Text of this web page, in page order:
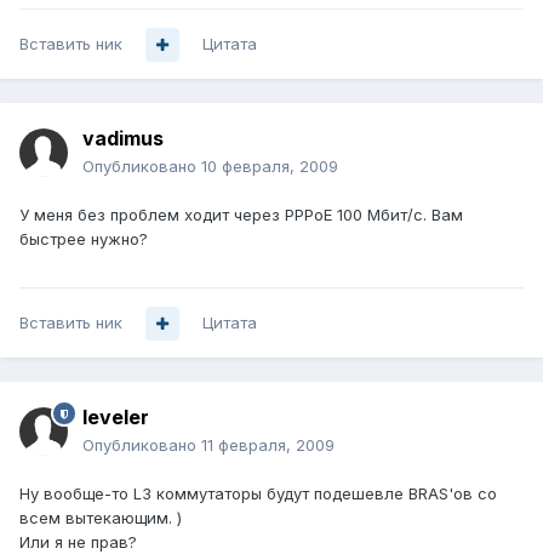
Вставить ник Цитата
vadimus
Опубликовано 10 февраля, 2009
У меня без проблем ходит через PPPoE 100 Мбит/с. Вам
быстрее нужно?
Вставить ник Цитата
leveler
Опубликовано 11 февраля, 2009
Ну вообще-то L3 коммутаторы будут подешевле BRAS'ов со
всем вытекающим. )
Или я не прав?